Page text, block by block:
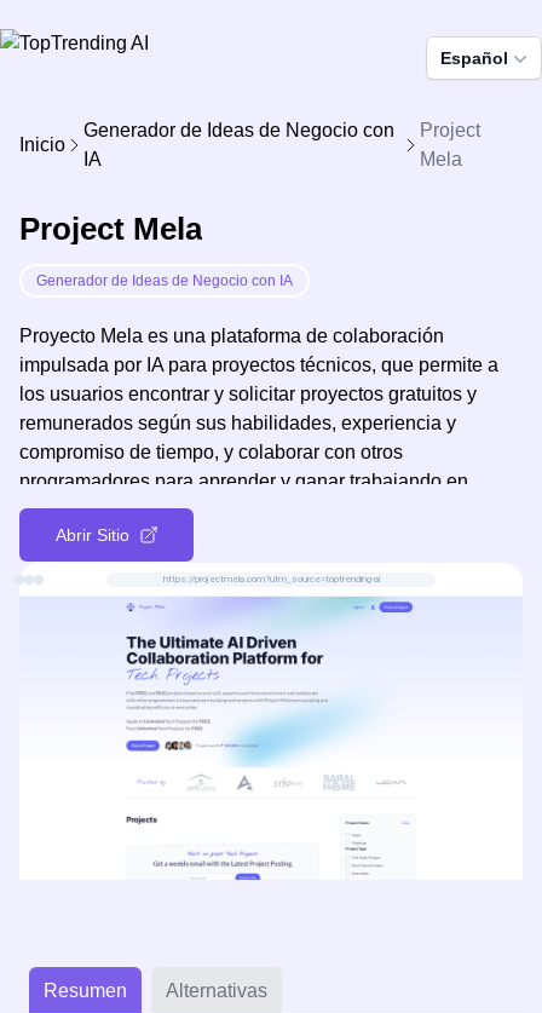
Español
Inicio
Generador de Ideas de Negocio con
IA
Project
Mela
Project Mela
Generador de Ideas de Negocio con IA
Proyecto Mela es una plataforma de colaboración
impulsada por IA para proyectos técnicos, que permite a
los usuarios encontrar y solicitar proyectos gratuitos y
remunerados según sus habilidades, experiencia y
compromiso de tiempo, y colaborar con otros
programadores para aprender y ganar trabajando en
proyectos técnicos con la ayuda de la plataforma.
Abrir Sitio
https://projectmela.com?utm_source=toptrending-ai
Resumen Alternativas